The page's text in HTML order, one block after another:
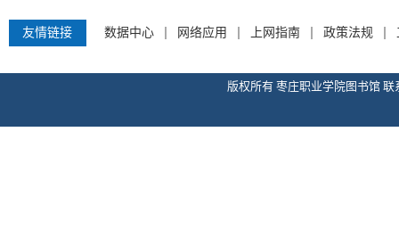
友情链接 数据中心 网络应用 上网指南 政策法规
版权所有 枣庄职业学院图书馆 联